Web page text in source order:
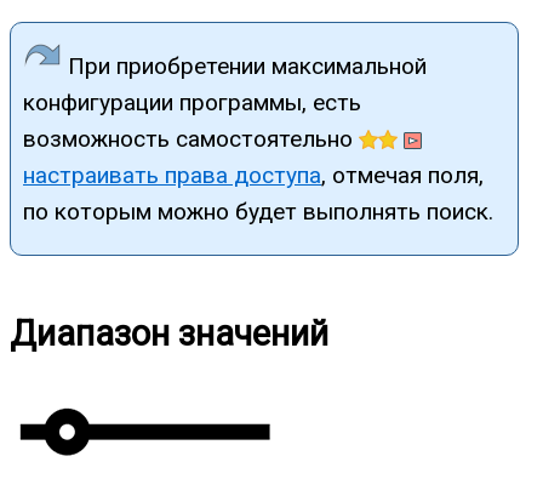
При приобретении максимальной
конфигурации программы, есть
возможность самостоятельно
настраивать права доступа, отмечая поля,
по которым можно будет выполнять поиск.
Диапазон значений